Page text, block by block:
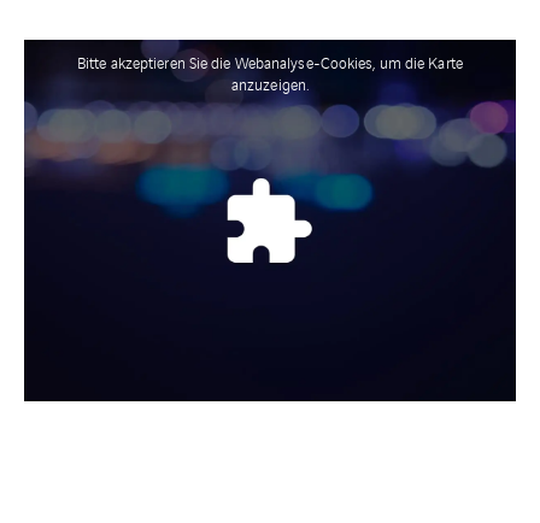
Bitte akzeptieren Sie die Webanalyse-Cookies, um die Karte
anzuzeigen.